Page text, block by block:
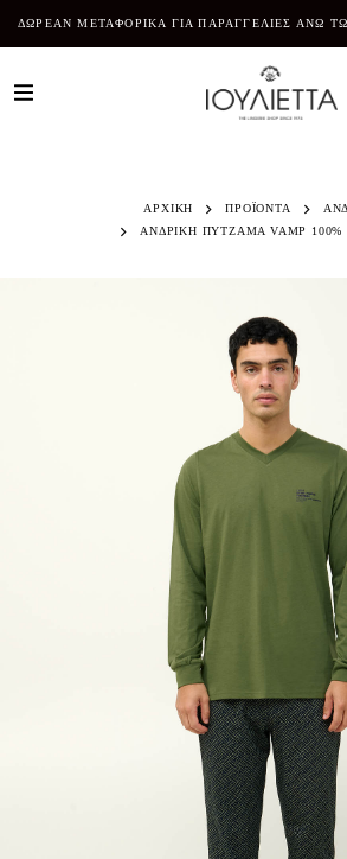
ΔΩΡΕΑΝ ΜΕΤΑΦΟΡΙΚΑ ΓΙΑ ΠΑΡΑΓΓΕΛΙΕΣ ΑΝΩ
ΑΡΧΙΚΗ ΠΡΟΪΌΝΤΑ
ΑΝΔΡΙΚΗ ΠΥΤΖΑΜΑ VAMP